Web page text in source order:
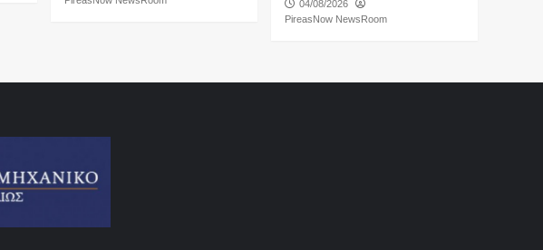
04/08/2026
PireasNow NewsRoom